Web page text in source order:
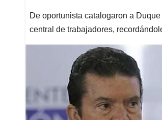
De oportunista catalogaron a
central de trabajadores,